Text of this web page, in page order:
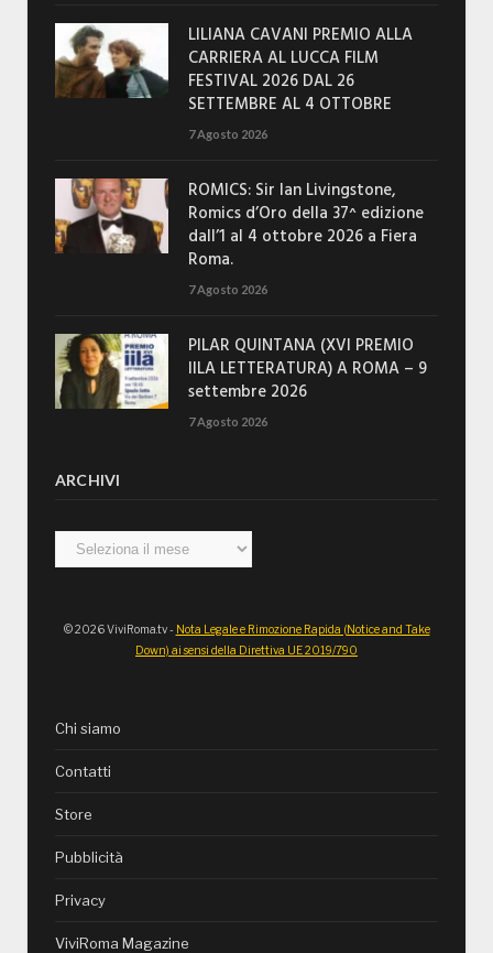
LILIANA CAVANI PREMIO ALLA
CARRIERA AL LUCCA FILM
FESTIVAL 2026 DAL 26
SETTEMBRE AL 4 OTTOBRE
7 Agosto 2026
ROMICS: Sir Ian Livingstone,
Romics d’Oro della 37^ edizione
dall’1 al 4 ottobre 2026 a Fiera
Roma.
7 Agosto 2026
PILAR QUINTANA (XVI PREMIO
IILA LETTERATURA) A ROMA – 9
settembre 2026
7 Agosto 2026
ARCHIVI
Archivi
© 2026 ViviRoma.tv - Nota Legale e Rimozione Rapida (Notice and Take
Down) ai sensi della Direttiva UE 2019/790
Chi siamo
Contatti
Store
Pubblicità
Privacy
ViviRoma Magazine